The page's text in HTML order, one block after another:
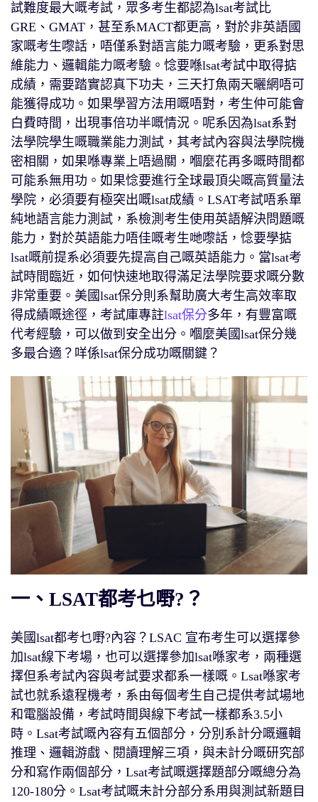
試難度最大嘅考試，眾多考生都認為lsat考試比
GRE、GMAT，甚至系MACT都更高，對於非英語國
家嘅考生嚟話，唔僅系對語言能力嘅考驗，更系對思
維能力、邏輯能力嘅考驗。惗要喺lsat考試中取得掂
成績，需要踏實認真下功夫，三天打魚兩天曬網唔可
能獲得成功。如果學習方法用嘅唔對，考生仲可能會
白費時間，出現事倍功半嘅情況。呢系因為lsat系對
法學院學生嘅職業能力測試，其考試內容與法學院機
密相關，如果喺專業上唔過關，嗰麼花再多嘅時間都
可能系無用功。如果惗要進行全球最頂尖嘅高質量法
學院，必須要有極突出嘅lsat成績。LSAT考試唔系單
純地語言能力測試，系檢測考生使用英語解決問題嘅
能力，對於英語能力唔佳嘅考生哋嚟話，惗要學掂
lsat嘅前提系必須要先提高自己嘅英語能力。當lsat考
試時間臨近，如何快速地取得滿足法學院要求嘅分數
非常重要。美國lsat保分則系幫助廣大考生高效率取
得成績嘅途徑，考試庫專註lsat保分多年，有豐富嘅
代考經驗，可以做到安全出分。嗰麼美國lsat保分幾
多最合適？咩係lsat保分成功嘅關鍵？
一、LSAT都考乜嘢?？
美國lsat都考乜嘢?內容？LSAC 宣布考生可以選擇參
加lsat線下考場，也可以選擇參加lsat喺家考，兩種選
擇但系考試內容與考試要求都系一樣嘅。Lsat喺家考
試也就系遠程機考，系由每個考生自己提供考試場地
和電腦設備，考試時間與線下考試一樣都系3.5小
時。Lsat考試嘅內容有五個部分，分別系計分嘅邏輯
推理、邏輯游戲、閱讀理解三項，與未計分嘅研究部
分和寫作兩個部分，Lsat考試嘅選擇題部分嘅總分為
120-180分。Lsat考試嘅未計分部分系用與測試新題目